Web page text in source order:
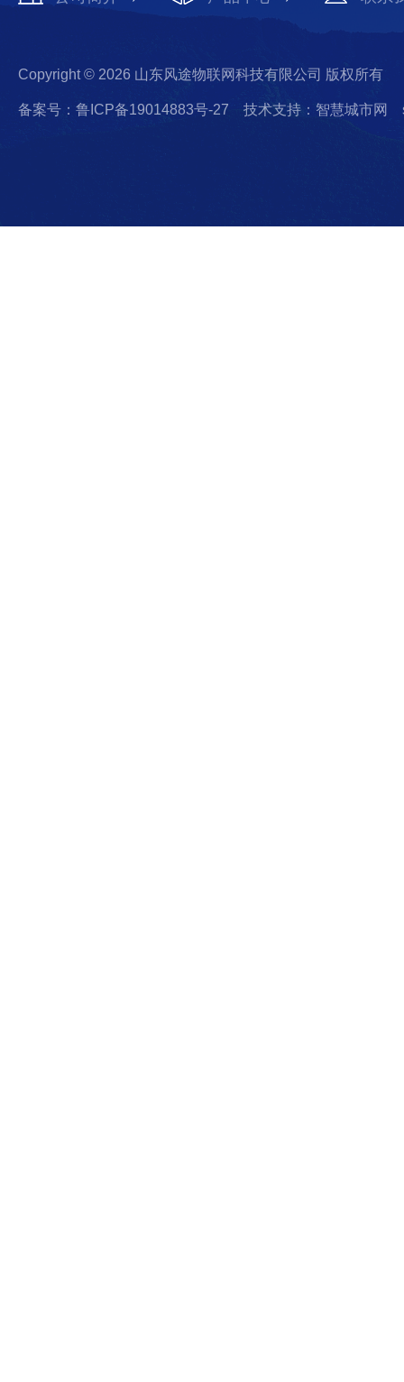
Copyright © 2026 山东风途物联网科技有限公司 版权所有
备案号：鲁ICP备19014883号-27 技术支持：智慧城市网